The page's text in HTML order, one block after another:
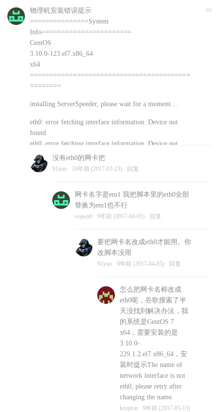
#0
物理机安装错误提示
===============System
Info=======================
CentOS
3.10.0-123.el7.x86_64
x64
=========================================
========
installing ServerSpeeder, please wait for a moment…
eth0: error fetching interface information: Device not
found
eth0: error fetching interface information: Device not
found
vopsoft 10年前 (2017-03-23) 回复
没有eth0的网卡把
91yun 10年前 (2017-03-23) 回复
网卡名字是em1 我把脚本里的eth0全部
替换为em1也不行
vopsoft 9年前 (2017-04-05) 回复
要把网卡名改成eth0才能用。你
改脚本没用
91yun 9年前 (2017-04-05) 回复
怎么把网卡名称改成
eth0呢，谷歌搜索了半
天没找到解决办法，我
的系统是CentOS 7
x64，需要安装的是
3.10.0-
229.1.2.el7.x86_64，安
装时提示The name of
network interface is not
eth0, please retry after
changing the name.
krypton 9年前 (2017-05-13)